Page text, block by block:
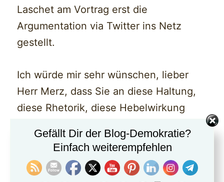
Laschet am Vortrag erst die
Argumentation via Twitter ins Netz
gestellt.
Ich würde mir sehr wünschen, lieber
Herr Merz, dass Sie an diese Haltung,
diese Rhetorik, diese Hebelwirkung
Christdemokrat, als Patriot, als
Europäer – mit aller Verantwortung, die
wir mit 2% Klimaemissionesanteil und
Gefällt Dir der Blog-Demokratie?
Einfach weiterempfehlen